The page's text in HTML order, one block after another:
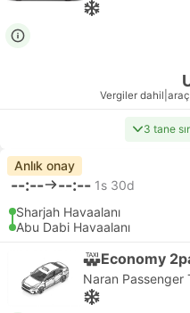
Vergiler dahil
3 tane
Anlık onay
--:-- --:-- 1s 30d
Sharjah Havaalanı
Abu Dabi Havaalanı
Economy
Naran Passenger